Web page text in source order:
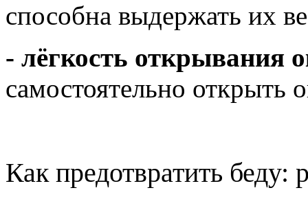
способна выдержать их
- лёгкость открывания
самостоятельно открыть
Как предотвратить беду: